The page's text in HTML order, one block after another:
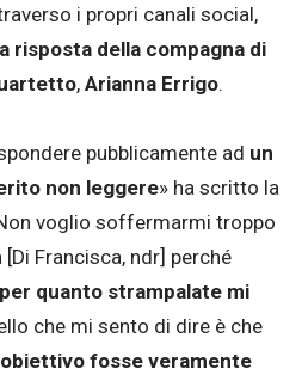
i propri canali social,
risposta della compagna di
, Arianna Errigo.
pubblicamente ad un
non leggere» ha scritto la
voglio soffermarmi troppo
Francisca, ndr] perché
per quanto strampalate mi
che mi sento di dire è che
fosse veramente